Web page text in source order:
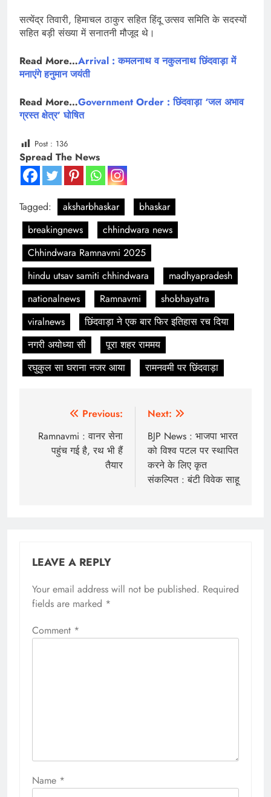
सत्येंद्र तिवारी, हिमाचल ठाकुर सहित हिंदू उत्सव समिति के सदस्यों
सहित बड़ी संख्या में सनातनी मौजूद थे।
Read More…Arrival : कमलनाथ व नकुलनाथ छिंदवाड़ा में
मनाएंगे हनुमान जयंती
Read More…Government Order : छिंदवाड़ा ‘जल अभाव
ग्रस्त क्षेत्र’ घोषित
Post : 136
Spread The News
Tagged: aksharbhaskar
bhaskar
breakingnews
chhindwara news
Chhindwara Ramnavmi 2025
hindu utsav samiti chhindwara
madhyapradesh
nationalnews
Ramnavmi
shobhayatra
viralnews
छिंदवाड़ा ने एक बार फिर इतिहास रच दिया
नगरी अयोध्या सी
पूरा शहर राममय
रघुकुल सा घराना नजर आया
रामनवमी पर छिंदवाड़ा
navigation
Previous:
Ramnavmi : वानर सेना
पहुंच गई है, रथ भी हैं
तैयार
Next:
BJP News : भाजपा भारत
को विश्व पटल पर स्थापित
करने के लिए कृत
संकल्पित : बंटी विवेक साहू
LEAVE A REPLY
Your email address will not be published. Required
fields are marked *
Comment *
Name *